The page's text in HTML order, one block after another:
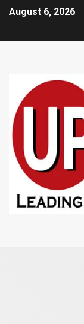
August 6, 2026